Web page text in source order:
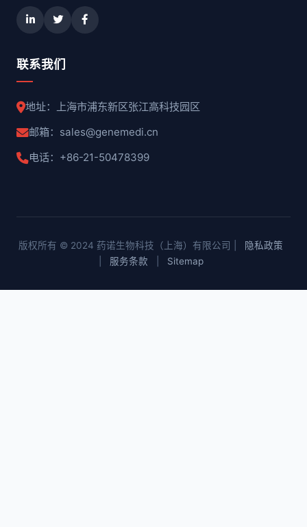
联系我们
地址：上海市浦东新区张江高科技园区
邮箱：sales@genemedi.cn
电话：+86-21-50478399
版权所有 © 2024 药诺生物科技（上海）有限公司 |
隐私政策
服务条款 Sitemap